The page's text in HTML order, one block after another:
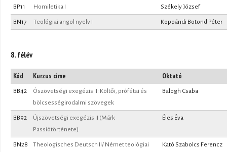
BP11 Homiletika I Székely József
BN17 Teológiai angol nyelv I Koppándi Botond Péter
8. félév
Kód Kurzus címe Oktató
BB42
Ószövetségi exegézis II: Költői, prófétai és
bölcsességirodalmi szövegek
Balogh Csaba
BB92
Újszövetségi exegézis II (Márk
Passiótörténete)
Éles Éva
BN28
Theologisches Deutsch II/ Német teológiai
Kató Szabolcs Ferencz